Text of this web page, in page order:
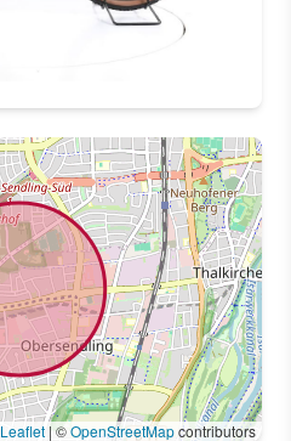
Leaflet |©OpenStreetMapcontributors